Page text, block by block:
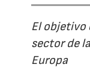
El objetivo
sector de
Europa